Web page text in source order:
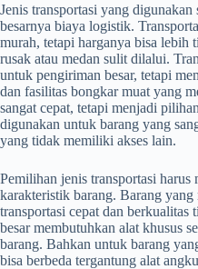
Jenis transportasi yang digunakan
besarnya biaya logistik.
murah, tetapi harganya bisa lebih
rusak atau medan sulit dilalui.
untuk pengiriman besar, tetapi
dan fasilitas bongkar muat yang
sangat cepat, tetapi menjadi
digunakan untuk barang yang
yang tidak memiliki akses lain.
Pemilihan jenis transportasi harus
karakteristik barang. Barang
transportasi cepat dan berkualitas
besar membutuhkan alat khusus
barang. Bahkan untuk barang
bisa berbeda tergantung alat